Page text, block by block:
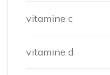
vitamine c
vitamine d